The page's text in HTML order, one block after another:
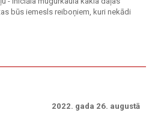
būs iemesls reiboņiem, kuri nekādi
2022. gada 26. augustā